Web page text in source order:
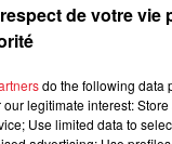
masculine dans sa
de votre vie
do the following data
legitimate interest:
Use limited data to